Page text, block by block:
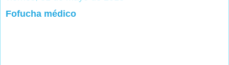
Fofucha médico